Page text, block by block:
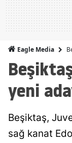
Eagle Media
yeni
Beşiktaş,
sağ kanat